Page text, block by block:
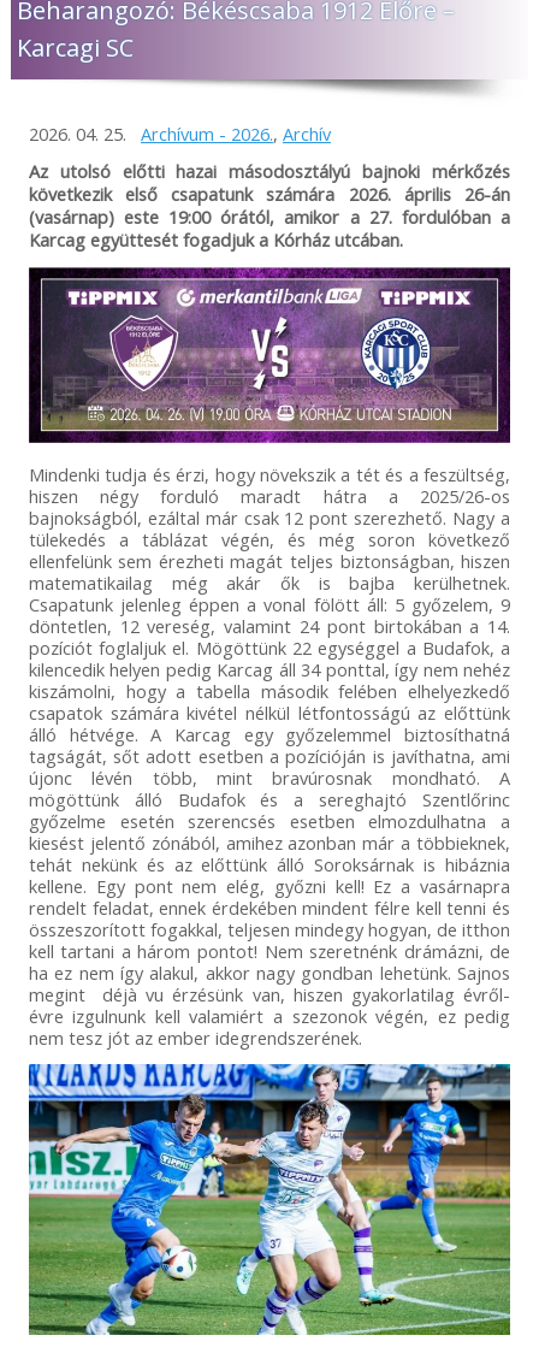
Beharangozó: Békéscsaba 1912 Előre –
Karcagi SC
2026. 04. 25. Archívum - 2026., Archív
Az utolsó előtti hazai másodosztályú bajnoki mérkőzés
következik első csapatunk számára 2026. április 26-án
(vasárnap) este 19:00 órától, amikor a 27. fordulóban a
Karcag együttesét fogadjuk a Kórház utcában.
Mindenki tudja és érzi, hogy növekszik a tét és a feszültség,
hiszen négy forduló maradt hátra a 2025/26-os
bajnokságból, ezáltal már csak 12 pont szerezhető. Nagy a
tülekedés a táblázat végén, és még soron következő
ellenfelünk sem érezheti magát teljes biztonságban, hiszen
matematikailag még akár ők is bajba kerülhetnek.
Csapatunk jelenleg éppen a vonal fölött áll: 5 győzelem, 9
döntetlen, 12 vereség, valamint 24 pont birtokában a 14.
pozíciót foglaljuk el. Mögöttünk 22 egységgel a Budafok, a
kilencedik helyen pedig Karcag áll 34 ponttal, így nem nehéz
kiszámolni, hogy a tabella második felében elhelyezkedő
csapatok számára kivétel nélkül létfontosságú az előttünk
álló hétvége. A Karcag egy győzelemmel biztosíthatná
tagságát, sőt adott esetben a pozícióján is javíthatna, ami
újonc lévén több, mint bravúrosnak mondható. A
mögöttünk álló Budafok és a sereghajtó Szentlőrinc
győzelme esetén szerencsés esetben elmozdulhatna a
kiesést jelentő zónából, amihez azonban már a többieknek,
tehát nekünk és az előttünk álló Soroksárnak is hibáznia
kellene. Egy pont nem elég, győzni kell! Ez a vasárnapra
rendelt feladat, ennek érdekében mindent félre kell tenni és
összeszorított fogakkal, teljesen mindegy hogyan, de itthon
kell tartani a három pontot! Nem szeretnénk drámázni, de
ha ez nem így alakul, akkor nagy gondban lehetünk. Sajnos
megint déjà vu érzésünk van, hiszen gyakorlatilag évről-
évre izgulnunk kell valamiért a szezonok végén, ez pedig
nem tesz jót az ember idegrendszerének.